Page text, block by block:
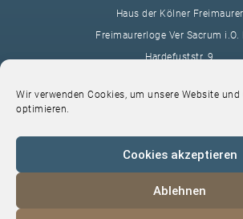
Wir verwenden Cookies, um unsere Website und
optimieren.
Cookies akzeptieren
Ablehnen
Haus der Kölner Freimaurer
Freimaurerloge Ver Sacrum i.O.
Hardefuststr. 9
sekretariat@ver-sacrum.org
© 2024 Copyright Ver